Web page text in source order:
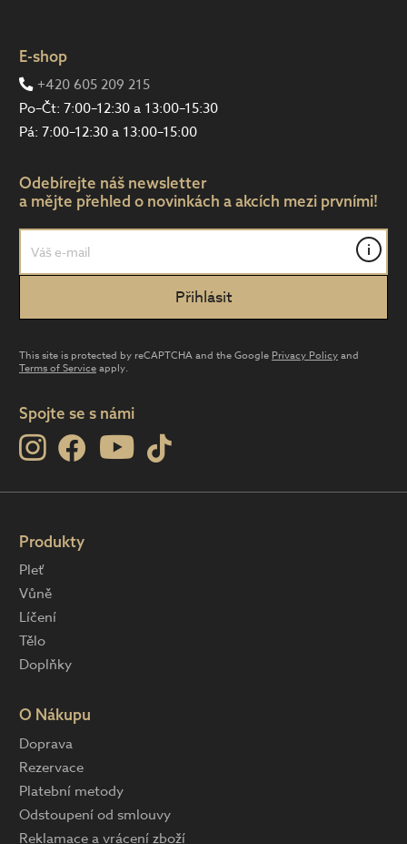
E-shop
+420 605 209 215
Po–Čt: 7:00–12:30 a 13:00–15:30
Pá: 7:00–12:30 a 13:00–15:00
Odebírejte náš newsletter
a mějte přehled o novinkách a akcích mezi prvními!
i
This site is protected by reCAPTCHA and the Google Privacy Policyand
Terms of Serviceapply.
Spojte se s námi
Produkty
Pleť
Vůně
Líčení
Tělo
Doplňky
O Nákupu
Doprava
Rezervace
Platební metody
Odstoupení od smlouvy
Reklamace a vrácení zboží